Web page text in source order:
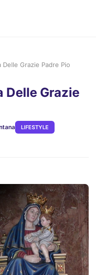
Grazie Padre Pio
Delle Grazie
LIFESTYLE